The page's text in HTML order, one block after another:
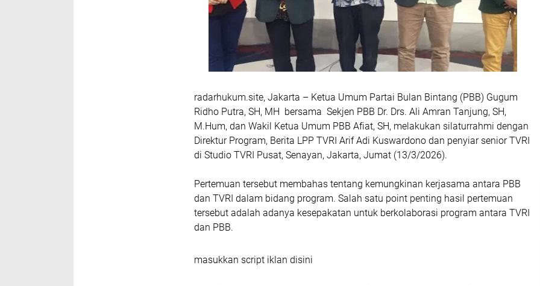
radarhukum.site, Jakarta – Ketua Umum Partai Bulan Bintang (PBB) Gugum
Ridho Putra, SH, MH bersama Sekjen PBB Dr. Drs. Ali Amran Tanjung, SH,
M.Hum, dan Wakil Ketua Umum PBB Afiat, SH, melakukan silaturrahmi dengan
Direktur Program, Berita LPP TVRI Arif Adi Kuswardono dan penyiar senior TVRI
di Studio TVRI Pusat, Senayan, Jakarta, Jumat (13/3/2026).
Pertemuan tersebut membahas tentang kemungkinan kerjasama antara PBB
dan TVRI dalam bidang program. Salah satu point penting hasil pertemuan
tersebut adalah adanya kesepakatan untuk berkolaborasi program antara TVRI
dan PBB.
masukkan script iklan disini